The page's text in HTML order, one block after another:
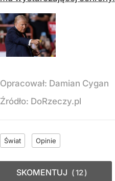
Opracował: Damian Cygan
Źródło: DoRzeczy.pl
Świat Opinie
SKOMENTUJ 12